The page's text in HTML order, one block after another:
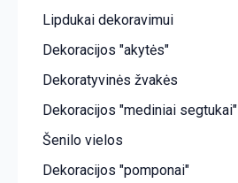
Lipdukai dekoravimui
Dekoracijos "akytės"
Dekoratyvinės žvakės
Dekoracijos "mediniai segtukai"
Šenilo vielos
Dekoracijos "pomponai"